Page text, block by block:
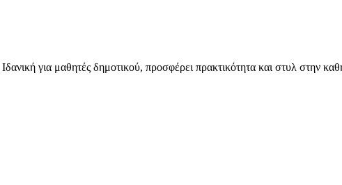
για μαθητές δημοτικού, προσφέρει πρακτικότητα και στυλ στην